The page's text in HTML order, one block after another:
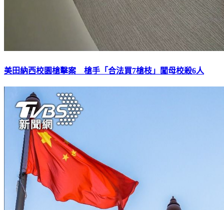
美田納西校園槍擊案 槍手「合法買7槍枝」闖母校殺6人